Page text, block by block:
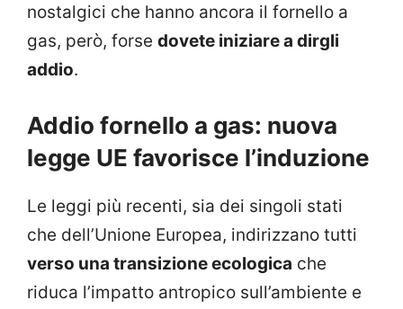
nostalgici che hanno ancora il fornello a
gas, però, forse dovete iniziare a dirgli
addio.
Addio fornello a gas: nuova
legge UE favorisce l’induzione
Le leggi più recenti, sia dei singoli stati
che dell’Unione Europea, indirizzano tutti
verso una transizione ecologica che
riduca l’impatto antropico sull’ambiente e